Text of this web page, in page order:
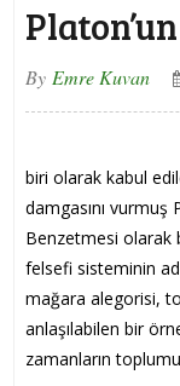
By Emre Kuvan
biri olarak kabul
damgasını
Benzetmesi olarak
felsefi sisteminin
mağara alegorisi,
anlaşılabilen bir
zamanların